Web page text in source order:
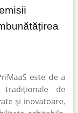
emisii
este de a
tradiționale de
și inovatoare,